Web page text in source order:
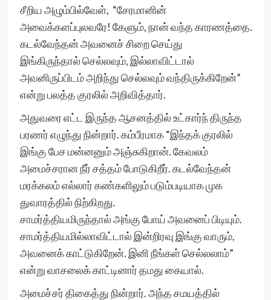
சீறிய அழும்பில்வேள், “சேரமானின்
அவைக்களப்புலவரே! கேளும், நான் வந்த காரணத்தை.
கடல்வேந்தன் அவனைச் சிறை செய்து
இங்கிருந்தால் செல்லவும், இல்லாவிட்டால்
அவனிருப்பிடம் அறிந்து செல்லவும் வந்திருக்கிறேன்”
என்று பலத்த குரலில் அறிவித்தார்.
அதுவரை எட்ட இருந்த ஆசனத்தில் உட்கார்ந் திருந்த
பரணர் எழுந்து நின்றார். கம்பீரமாக “இந்தக் குரலில்
இங்கு பேச மன்னனும் அஞ்சுகிறான். கேவலம்
அமைச்சரான நீர் சத்தம் போடுகிறீர். கடல்வேந்தன்
மரக்கலம் எல்லார் கண்களிலும் படும்படியாக முக
துவாரத்தில் நிற்கிறது.
சாமர்த்தியமிருந்தால் அங்கு போய் அவனைப் பிடியும்.
சாமர்த்தியமில்லாவிட்டால் இன்றிரவு இங்கு வாரும்,
அவனைக் காட்டுகிறேன். இனி நீங்கள் செல்லலாம்”
என்று வாசலைக் காட்டினார் தமது கையால்.
அமைச்சர் திகைத்து நின்றார். அந்த சமயத்தில்